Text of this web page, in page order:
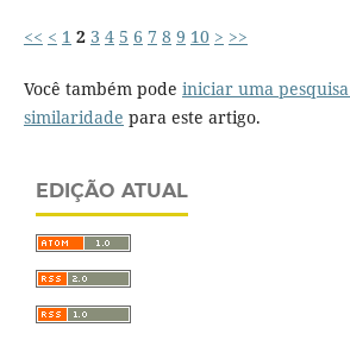
<< < 1 2 3 4 5 6 7 8 9 10 > >>
Você também pode iniciar uma
similaridade para este artigo.
EDIÇÃO ATUAL